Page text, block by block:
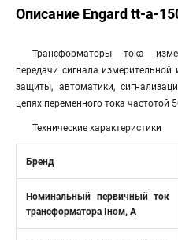
Описание Engard tt-a-
Трансформаторы тока
передачи сигнала
защиты, автоматики,
цепях переменного тока частотой
Технические характеристики
Бренд
Номинальный первичный ток
трансформатора Iном, А